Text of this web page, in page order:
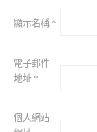
顯示名稱 *
電子郵件
地址 *
個人網站